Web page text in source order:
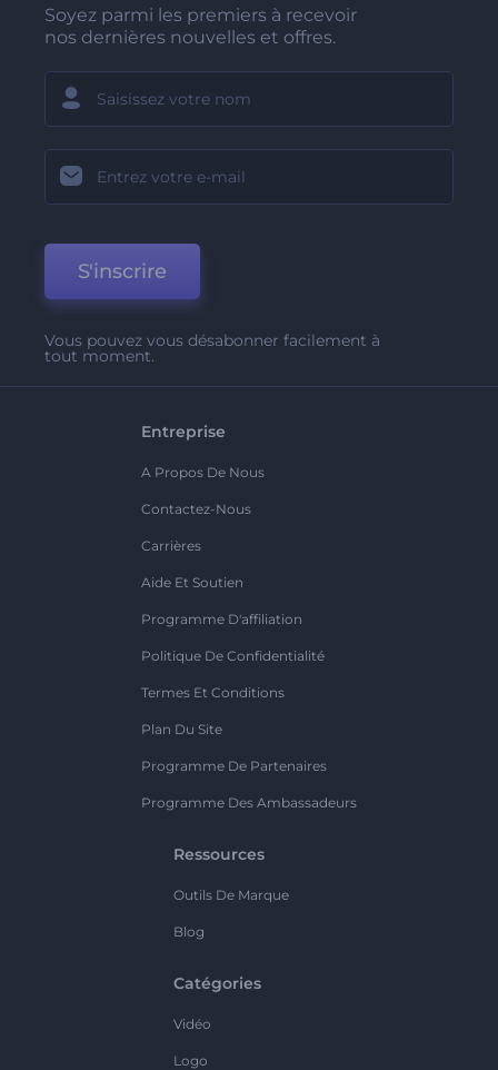
Soyez parmi les premiers à recevoir
nos dernières nouvelles et offres.
S'inscrire
Vous pouvez vous désabonner facilement à
tout moment.
Entreprise
A Propos De Nous
Contactez-Nous
Carrières
Aide Et Soutien
Programme D'affiliation
Politique De Confidentialité
Termes Et Conditions
Plan Du Site
Programme De Partenaires
Programme Des Ambassadeurs
Ressources
Outils De Marque
Blog
Catégories
Vidéo
Logo